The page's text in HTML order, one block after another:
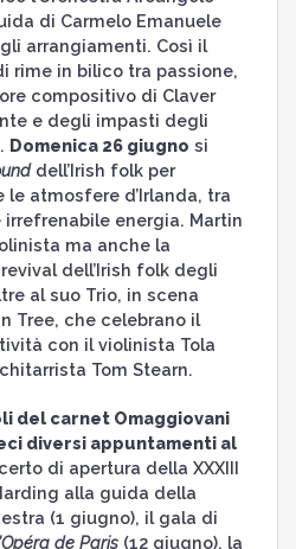
di Carmelo Emanuele
arrangiamenti. Così il
rime in bilico tra passione,
compositivo di Claver
e degli impasti degli
Domenica 26 giugno si
dell’Irish folk per
atmosfere d’Irlanda, tra
energia. Martin
ma anche la
dell’Irish folk degli
al suo Trio, in scena
Tree, che celebrano il
con il violinista Tola
Tom Stearn.
del carnet Omaggiovani
diversi appuntamenti al
di apertura della XXXIII
alla guida della
(1 giugno), il gala di
de Paris(12 giugno), la